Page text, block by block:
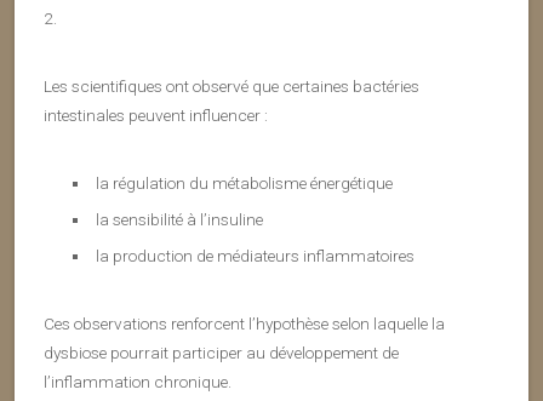
2.
Les scientifiques ont observé que certaines bactéries
intestinales peuvent influencer :
la régulation du métabolisme énergétique
la sensibilité à l’insuline
la production de médiateurs inflammatoires
Ces observations renforcent l’hypothèse selon laquelle la
dysbiose pourrait participer au développement de
l’inflammation chronique.